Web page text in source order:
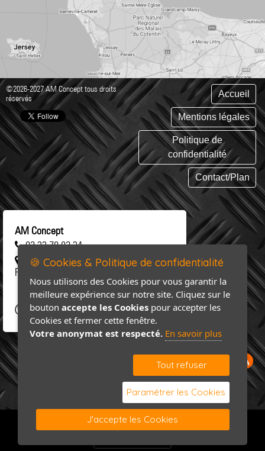
©2026-2027 AM Concept tous droits
réservés
AM Concept
02 33 78 82 34
461 rue Saint-Clair 50 310 SAINT-
FLOXEL
Accueil
Mentions légales
Politique de
confidentialité
Contact/Plan
🍪 Cookies & Politique de confidentialité
Nous utilisons des Cookies pour vous garantir la
meilleure expérience sur notre site. Cliquez sur le
bouton accepte les Cookies pour accepter les
Cookies et fermer cette fenêtre.
Votre anonymat est respecté. En savoir plus
Tout refuser
Paramétrer les Cookies
J'accepte les Cookies